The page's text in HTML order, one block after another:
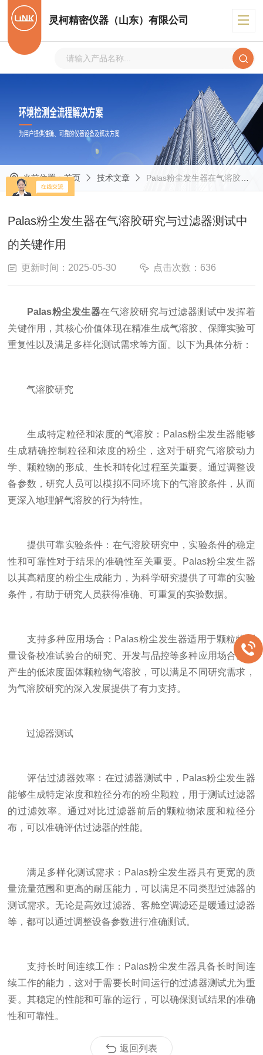
灵柯精密仪器（山东）有限公司
当前位置：首页 技术文章 Palas粉尘发生器在气溶胶研究与过滤器测试中的关键作用
Palas粉尘发生器在气溶胶研究与过滤器测试中
的关键作用
更新时间：2025-05-30 点击次数：636
Palas粉尘发生器在气溶胶研究与过滤器测试中发挥着
关键作用，其核心价值体现在精准生成气溶胶、保障实验可
重复性以及满足多样化测试需求等方面。以下为具体分析：
气溶胶研究
生成特定粒径和浓度的气溶胶：Palas粉尘发生器能够
生成精确控制粒径和浓度的粉尘，这对于研究气溶胶动力
学、颗粒物的形成、生长和转化过程至关重要。通过调整设
备参数，研究人员可以模拟不同环境下的气溶胶条件，从而
更深入地理解气溶胶的行为特性。
提供可靠实验条件：在气溶胶研究中，实验条件的稳定
性和可靠性对于结果的准确性至关重要。Palas粉尘发生器
以其高精度的粉尘生成能力，为科学研究提供了可靠的实验
条件，有助于研究人员获得准确、可重复的实验数据。
支持多种应用场合：Palas粉尘发生器适用于颗粒物测
量设备校准试验台的研究、开发与品控等多种应用场合。其
产生的低浓度固体颗粒物气溶胶，可以满足不同研究需求，
为气溶胶研究的深入发展提供了有力支持。
过滤器测试
评估过滤器效率：在过滤器测试中，Palas粉尘发生器
能够生成特定浓度和粒径分布的粉尘颗粒，用于测试过滤器
的过滤效率。通过对比过滤器前后的颗粒物浓度和粒径分
布，可以准确评估过滤器的性能。
满足多样化测试需求：Palas粉尘发生器具有更宽的质
量流量范围和更高的耐压能力，可以满足不同类型过滤器的
测试需求。无论是高效过滤器、客舱空调滤还是暖通过滤器
等，都可以通过调整设备参数进行准确测试。
支持长时间连续工作：Palas粉尘发生器具备长时间连
续工作的能力，这对于需要长时间运行的过滤器测试尤为重
要。其稳定的性能和可靠的运行，可以确保测试结果的准确
性和可靠性。
返回列表